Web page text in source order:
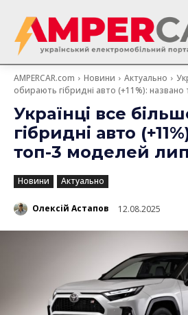
AMPERCAR.com Новини Актуально
обирають гібридні авто (+11%): названо
Українці все
гібридні авто
топ-3 моделей
Новини Актуально
Олексій Астапов 12.08.2025